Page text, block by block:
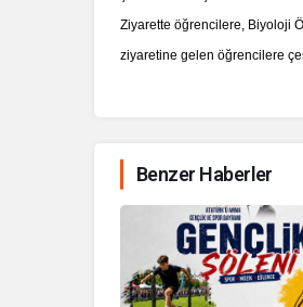
Ziyarette öğrencilere, Biyoloji
ziyaretine gelen öğrencilere
Benzer Haberler